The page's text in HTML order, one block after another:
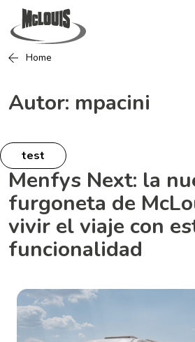
Home
Autor: mpacini
test
Menfys Next: la
furgoneta de
vivir el viaje con
funcionalidad